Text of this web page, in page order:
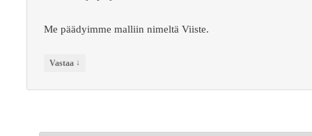
Me päädyimme malliin nimeltä Viiste.
Vastaa ↓